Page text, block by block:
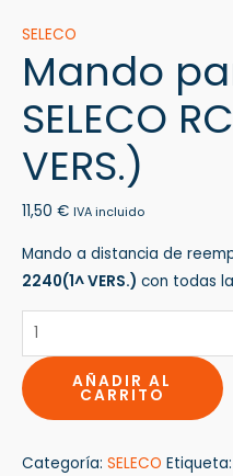
SELECO
Mando
SELECO
VERS.)
11,50 € IVA incluido
Mando a distancia de
2240(1^ VERS.) con todas
AÑADIR AL
CARRITO
Categoría: SELECO Etiqueta: